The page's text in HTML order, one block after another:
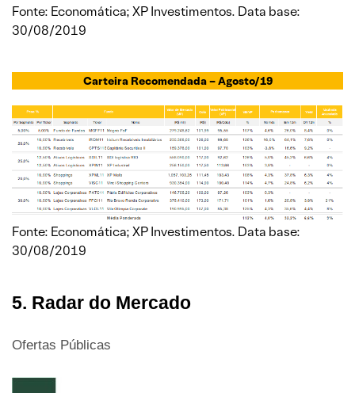
Fonte: Economática; XP Investimentos. Data base:
30/08/2019
Carteira Recomendada – Agosto/19
Fonte: Economática; XP Investimentos. Data base:
30/08/2019
5. Radar do Mercado
Ofertas Públicas